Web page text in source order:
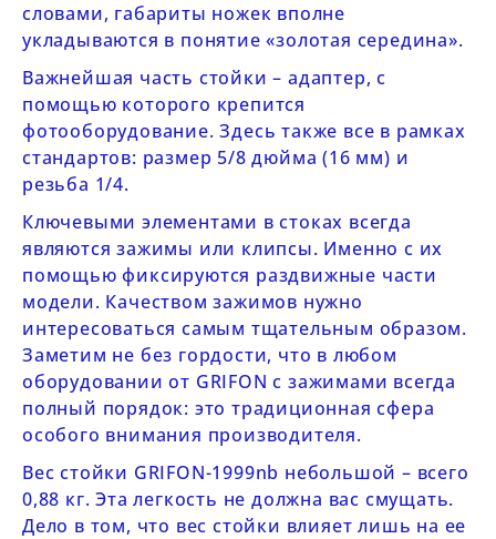
словами, габариты ножек вполне
укладываются в понятие «золотая середина».
Важнейшая часть стойки – адаптер, с
помощью которого крепится
фотооборудование. Здесь также все в рамках
стандартов: размер 5/8 дюйма (16 мм) и
резьба 1/4.
Ключевыми элементами в стоках всегда
являются зажимы или клипсы. Именно с их
помощью фиксируются раздвижные части
модели. Качеством зажимов нужно
интересоваться самым тщательным образом.
Заметим не без гордости, что в любом
оборудовании от GRIFON c зажимами всегда
полный порядок: это традиционная сфера
особого внимания производителя.
Вес стойки GRIFON-1999nb небольшой – всего
0,88 кг. Эта легкость не должна вас смущать.
Дело в том, что вес стойки влияет лишь на ее